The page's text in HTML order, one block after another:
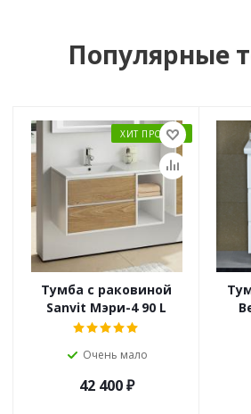
Популярные
ХИТ ПРОДАЖ
Тумба с раковиной
Sanvit Мэри-4 90 L
Очень мало
42 400₽